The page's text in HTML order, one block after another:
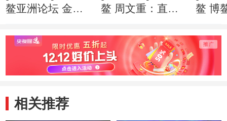
鳌亚洲论坛 金融
管面临更多挑战
鳌 周文重：直面
洲应发出自己的声
音
鳌 博
就绪
相关推荐